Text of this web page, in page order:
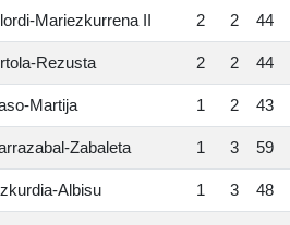
Mariezkurrena II 2 2 44
Rezusta 2 2 44
Martija 1 2 43
Zabaleta 1 3 59
Albisu 1 3 48